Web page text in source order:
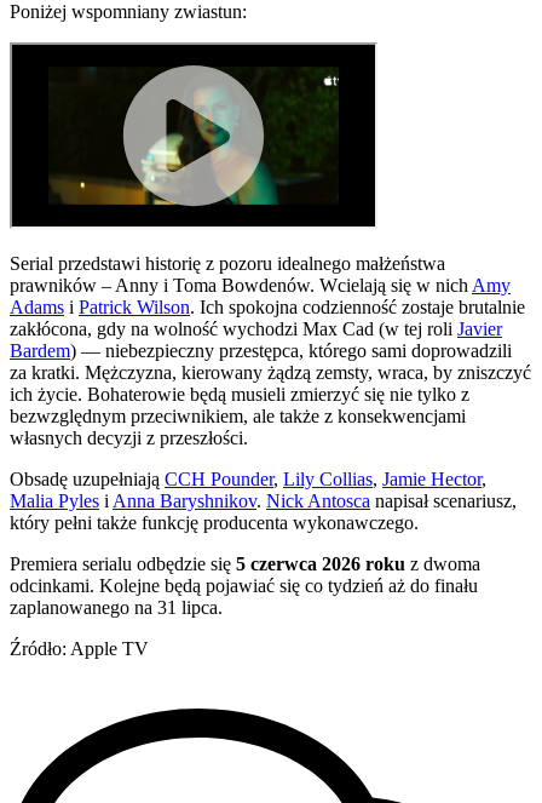
Poniżej wspomniany zwiastun:
Serial przedstawi historię z pozoru idealnego małżeństwa
prawników – Anny i Toma Bowdenów. Wcielają się w nich Amy
Adams i Patrick Wilson. Ich spokojna codzienność zostaje brutalnie
zakłócona, gdy na wolność wychodzi Max Cad (w tej roli Javier
Bardem) — niebezpieczny przestępca, którego sami doprowadzili
za kratki. Mężczyzna, kierowany żądzą zemsty, wraca, by zniszczyć
ich życie. Bohaterowie będą musieli zmierzyć się nie tylko z
bezwzględnym przeciwnikiem, ale także z konsekwencjami
własnych decyzji z przeszłości.
Obsadę uzupełniają CCH Pounder, Lily Collias, Jamie Hector,
Malia Pyles i Anna Baryshnikov. Nick Antosca napisał scenariusz,
który pełni także funkcję producenta wykonawczego.
Premiera serialu odbędzie się 5 czerwca 2026 roku z dwoma
odcinkami. Kolejne będą pojawiać się co tydzień aż do finału
zaplanowanego na 31 lipca.
Źródło: Apple TV